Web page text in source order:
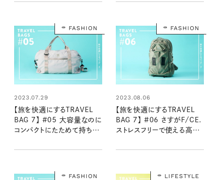
FASHION
2023.07.29
【旅を快適にするTRAVEL
BAG 7】 #05 大容量なのに
コンパクトにたためて持ち運
FASHION
2023.08.06
【旅を快適にするTRAVEL
BAG 7】 #06 さすがF/CE.
ストレスフリーで使える高ス
FASHION LIFESTYLE